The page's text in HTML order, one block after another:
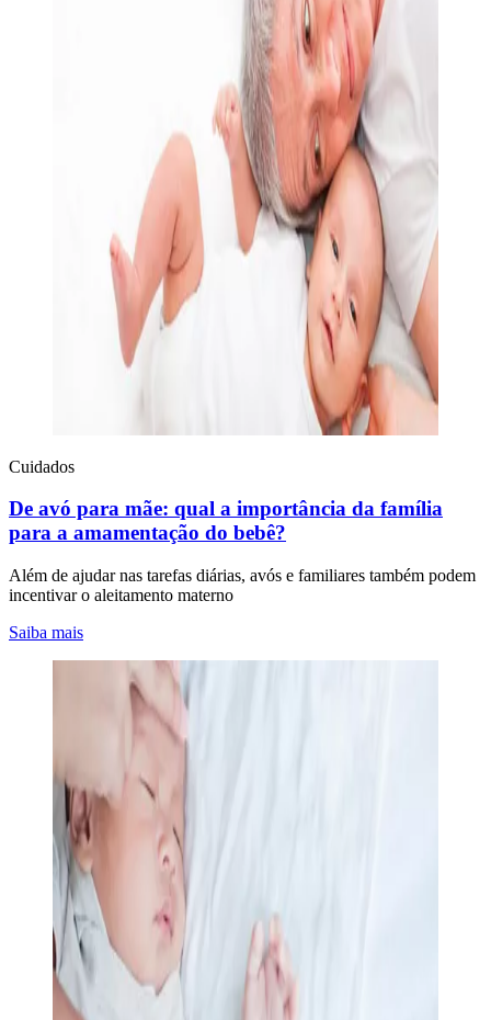
Cuidados
De avó para mãe: qual a importância da família
para a amamentação do bebê?
Além de ajudar nas tarefas diárias, avós e familiares também podem
incentivar o aleitamento materno
Saiba mais